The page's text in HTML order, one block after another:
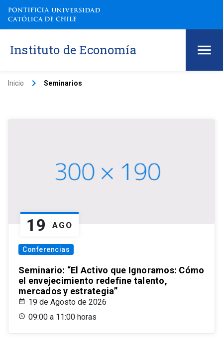
Instituto de Economía
Inicio keyboard_arrow_right Seminarios
19 AGO
Conferencias
Seminario: “El Activo que Ignoramos: Cómo
el envejecimiento redefine talento,
mercados y estrategia”
19 de Agosto de 2026
09:00 a 11:00 horas